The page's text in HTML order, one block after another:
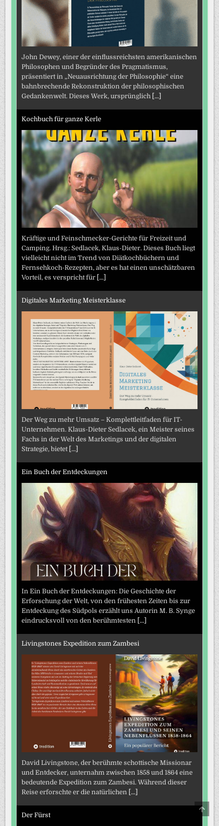
John Dewey, einer der einflussreichsten amerikanischen
Philosophen und Begründer des Pragmatismus,
präsentiert in „Neuausrichtung der Philosophie“ eine
bahnbrechende Rekonstruktion der philosophischen
Gedankenwelt. Dieses Werk, ursprünglich [...]
Kochbuch für ganze Kerle
Kräftige und Feinschmecker-Gerichte für Freizeit und
Camping. Hrsg.: Sedlacek, Klaus-Dieter. Dieses Buch liegt
vielleicht nicht im Trend von Diätkochbüchern und
Fernsehkoch-Rezepten, aber es hat einen unschätzbaren
Vorteil, es verspricht für [...]
Digitales Marketing Meisterklasse
Der Weg zu mehr Umsatz – Komplettleitfaden für IT-
Unternehmen. Klaus-Dieter Sedlacek, ein Meister seines
Fachs in der Welt des Marketings und der digitalen
Strategie, bietet [...]
Ein Buch der Entdeckungen
In Ein Buch der Entdeckungen: Die Geschichte der
Erforschung der Welt, von den frühesten Zeiten bis zur
Entdeckung des Südpols erzählt uns Autorin M. B. Synge
eindrucksvoll von den berühmtesten [...]
Livingstones Expedition zum Zambesi
David Livingstone, der berühmte schottische Missionar
und Entdecker, unternahm zwischen 1858 und 1864 eine
bedeutende Expedition zum Zambesi. Während dieser
Reise erforschte er die natürlichen [...]
Der Fürst TO
TOP